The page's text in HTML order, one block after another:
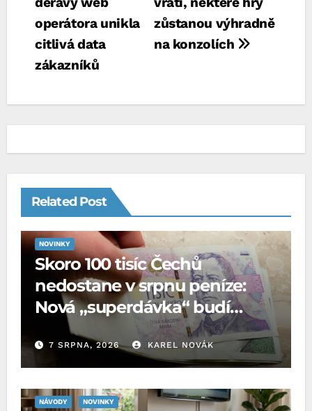
příspěvek
zůstanou výhradně
na konzolích
operátora unikla
citlivá data
zákazníků
Related Post
NOVINKY
Skoro 100 tisíc Čechů
nedostane v srpnu peníze:
Nová „superdávka“ budí
rozpaky
7 SRPNA, 2026 KAREL NOVÁK
NÁVODY NOVINKY